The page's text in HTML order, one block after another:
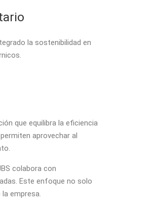
la sostenibilidad en
que equilibra la eficiencia
aprovechar al
colabora con
Este enfoque no solo
empresa.